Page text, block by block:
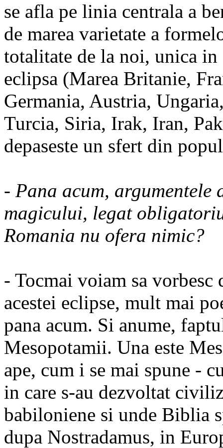
se afla pe linia centrala a
de marea varietate a
totalitate de la noi, unica
eclipsa (Marea Britanie,
Germania, Austria,
Turcia, Siria, Irak, Iran,
depaseste un sfert din
- Pana acum, argumentele
magicului, legat
Romania nu ofera nimic?
- Tocmai voiam sa vorbesc
acestei eclipse, mult mai
pana acum. Si anume,
Mesopotamii. Una este
ape, cum i se mai spune -
in care s-au dezvoltat
babiloniene si unde Biblia
dupa Nostradamus, in